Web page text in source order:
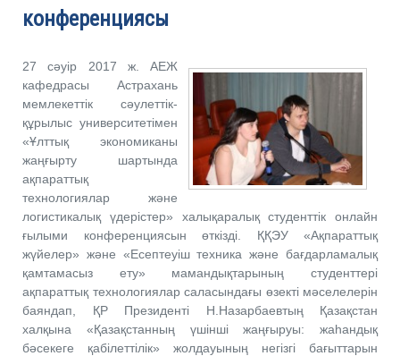
конференциясы
27 сәуір 2017 ж. АЕЖ
кафедрасы Астрахань
мемлекеттік сәулеттік-
құрылыс университетімен
«Ұлттық экономиканы
жаңғырту шартында
ақпараттық
технологиялар және
логистикалық үдерістер» халықаралық студенттік онлайн
ғылыми конференциясын өткізді. ҚҚЭУ «Ақпараттық
жүйелер» және «Есептеуіш техника және бағдарламалық
қамтамасыз ету» мамандықтарының студенттері
ақпараттық технологиялар саласындағы өзекті мәселелерін
баяндап, ҚР Президенті Н.Назарбаевтың Қазақстан
халқына «Қазақстанның үшінші жаңғыруы: жаһандық
бәсекеге қабілеттілік» жолдауының негізгі бағыттарын